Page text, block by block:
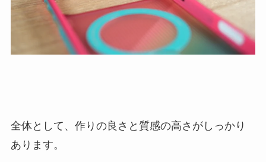
全体として、作りの良さと質感の高さがしっかり
あります。